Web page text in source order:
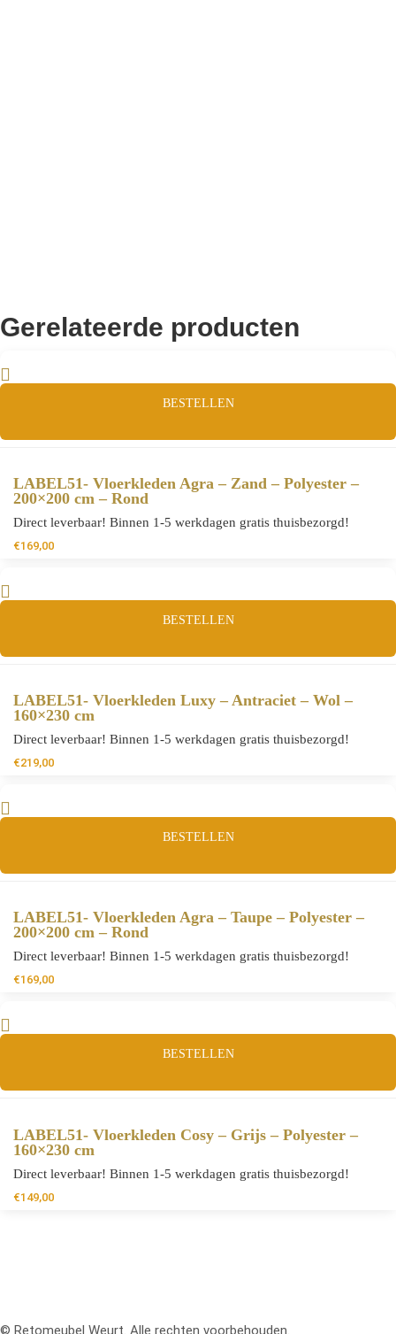
Gerelateerde producten
BESTELLEN
LABEL51- Vloerkleden Agra – Zand – Polyester –
200×200 cm – Rond
Direct leverbaar! Binnen 1-5 werkdagen gratis thuisbezorgd!
€169,00
BESTELLEN
LABEL51- Vloerkleden Luxy – Antraciet – Wol –
160×230 cm
Direct leverbaar! Binnen 1-5 werkdagen gratis thuisbezorgd!
€219,00
BESTELLEN
LABEL51- Vloerkleden Agra – Taupe – Polyester –
200×200 cm – Rond
Direct leverbaar! Binnen 1-5 werkdagen gratis thuisbezorgd!
€169,00
BESTELLEN
LABEL51- Vloerkleden Cosy – Grijs – Polyester –
160×230 cm
Direct leverbaar! Binnen 1-5 werkdagen gratis thuisbezorgd!
€149,00
© Retomeubel Weurt. Alle rechten voorbehouden.